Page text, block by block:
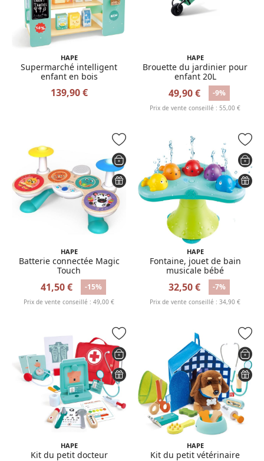
HAPE
Supermarché intelligent
enfant en bois
139,90 €
HAPE
Brouette du jardinier pour
enfant 20L
49,90 € -9%
Prix de vente conseillé : 55,00 €
HAPE
Batterie connectée Magic
Touch
41,50 € -15%
Prix de vente conseillé : 49,00 €
HAPE
Fontaine, jouet de bain
musicale bébé
32,50 € -7%
Prix de vente conseillé : 34,90 €
HAPE
Kit du petit docteur
HAPE
Kit du petit vétérinaire